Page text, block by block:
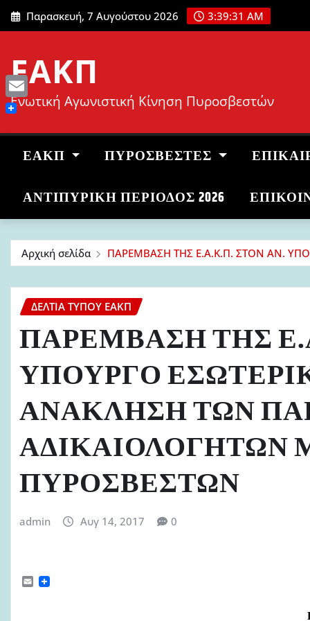
Μετάβαση
στο
Παρασκευή, 7 Αυγούστου 2026 3:39:32 AM
ΕΑΚΠ
Ενωτική Αγωνιστική Κίνηση Πυροσβεστών
ΕΑΚΠ ΠΥΡΟΣΒΈΣΤΕΣ
ΑΝΤΙΠΥΡΙΚΉ ΠΕΡΊΟΔΟΣ 2026
Αρχική σελίδα ΠΑΡΕΜΒΑΣΗ ΤΗΣ Ε.Α.Κ.Π. ΣΤΟΝ ΑΝ.
ΔΕΛΤΊΑ ΤΎΠΟΥ ΕΑΚΠ
ΠΑΡΕΜΒΑΣΗ ΤΗΣ
ΥΠΟΥΡΓΟ
ΑΝΑΚΛΗΣΗ ΤΩΝ
ΑΔΙΚΑΙΟΛΟΓΗΤΩΝ
ΠΥΡΟΣΒΕΣΤΩΝ
admin Αυγ 14, 2017 0
E
Email